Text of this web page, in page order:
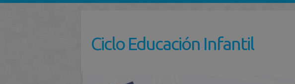
Ciclo Educación Infantil